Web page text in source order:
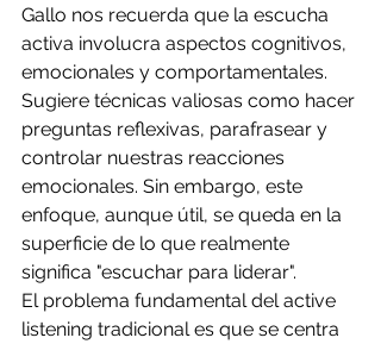
Gallo nos recuerda que la escucha
activa involucra aspectos cognitivos,
emocionales y comportamentales.
Sugiere técnicas valiosas como hacer
preguntas reflexivas, parafrasear y
controlar nuestras reacciones
emocionales. Sin embargo, este
enfoque, aunque útil, se queda en la
superficie de lo que realmente
significa "escuchar para liderar".
El problema fundamental del active
listening tradicional es que se centra